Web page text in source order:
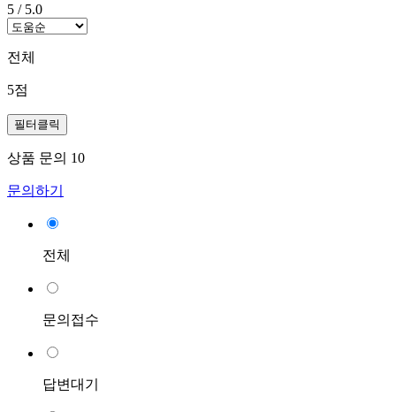
5 / 5.0
전체
5점
필터클릭
상품 문의 10
문의하기
전체
문의접수
답변대기